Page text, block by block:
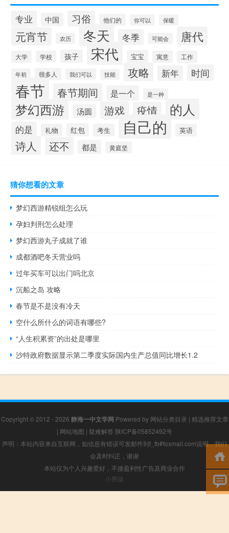
专业 中国 习俗 他们的 你可以 保暖
元宵节 农历 冬天 冬季 可能会 唐代
大学 学校 孩子 宋代 宝宝 寓意 工作
年初 很多人 我们可以 技能 攻略 新年 时间
春节 春节期间 是一个 是一种
梦幻西游 汤圆 游戏 疫情 的人
的是 礼物 红包 考生 自己的 英语
诗人 还不 都是 黄庭坚
猜你想看的文章
梦幻西游精锐组怎么玩
孕妇判刑怎么处理
梦幻西游丸子成就了谁
成都酒吧冬天营业吗
过年买车可以出门吗北京
沉船之岛 攻略
春节是不是没有冷天
空什么所什么的词语有哪些?
“人生积累资”的出处是哪里
沙特政府数据显示第二季度实际国内生产总值同比增长1.2
Copyright © 2012 - 2026 静海一中文学网 Powered by 网站分类目录 | 精选推荐文章
| 网站地图 | 疑难解答 陕ICP备05852492号
声明：本站内容来自互联网，如信息有错误可发邮件到f_fb#foxmail.com说明，我们
会及时纠正，谢谢
本站仅为个人兴趣爱好，不接盈利性广告及商业合作
小男孩